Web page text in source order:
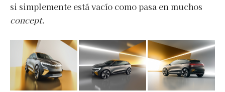
si simplemente está vacío como pasa en muchos
concept.